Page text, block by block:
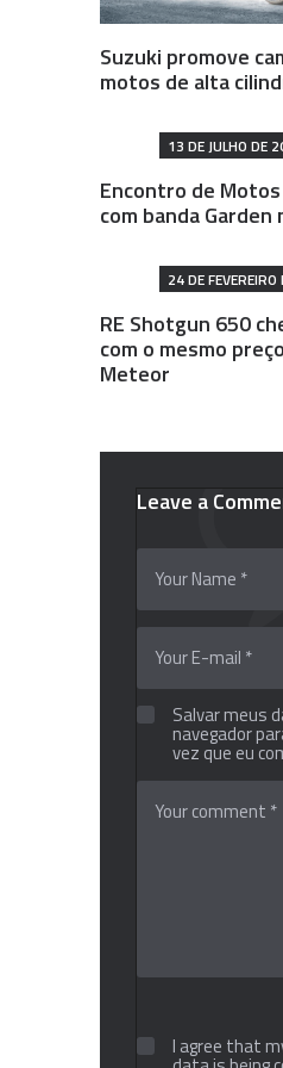
Suzuki promove
motos de alta
13 DE JULHO DE
Encontro de
com banda
24 DE
RE Shotgun 650
com o mesmo
Meteor
Leave a
Salvar meus
navegador
vez que eu
I agree that